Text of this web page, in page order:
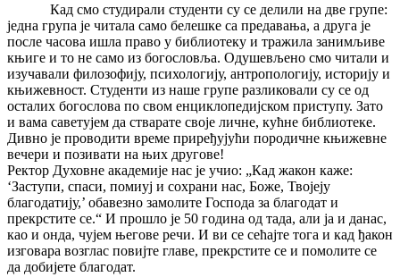
Кад смо студирали студенти су се делили на две групе:
једна група је читала само белешке са предавања, а друга је
после часова ишла право у библиотеку и тражила занимљиве
књиге и то не само из богословља. Одушевљено смо читали и
изучавали филозофију, психологију, антропологију, историју и
књижевност. Студенти из наше групе разликовали су се од
осталих богослова по свом енциклопедијском приступу. Зато
и вама саветујем да стварате своје личне, кућне библиотеке.
Дивно је проводити време приређујући породичне књижевне
вечери и позивати на њих другове!
Ректор Духовне академије нас је учио: „Кад жакон каже:
‘Заступи, спаси, помиуј и сохрани нас, Боже, Твојеју
благодатију,’ обавезно замолите Господа за благодат и
прекрстите се.“ И прошло је 50 година од тада, али ја и данас,
као и онда, чујем његове речи. И ви се сећајте тога и кад ђакон
изговара возглас повијте главе, прекрстите се и помолите се
да добијете благодат.